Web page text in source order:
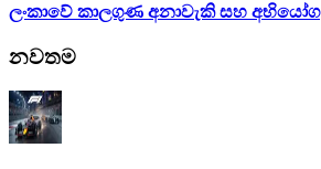
ලංකාවේ කාලගුණ අනාවැකි සහ අභියෝග
නවතම